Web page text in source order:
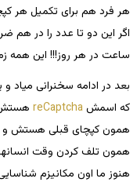
ساعت در هر روز!!! این همه
بعد در ادامه سخنرانی میاد
که اسمشreCaptchaهستش
همون کپچای قبلی هستش و
همون تلف کردن وقت
هنوز ما اون مکانیزم